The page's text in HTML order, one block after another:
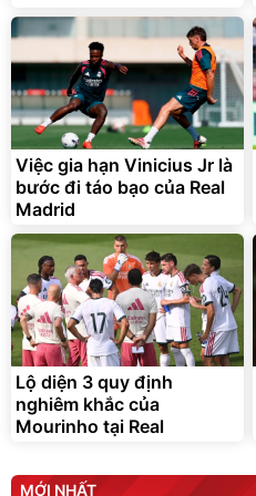
Việc gia hạn Vinicius Jr là
bước đi táo bạo của Real
Madrid
Lộ diện 3 quy định
nghiêm khắc của
Mourinho tại Real
MỚI NHẤT